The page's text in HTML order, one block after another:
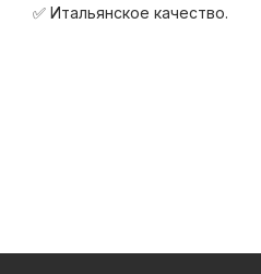
✅ Итальянское качество.